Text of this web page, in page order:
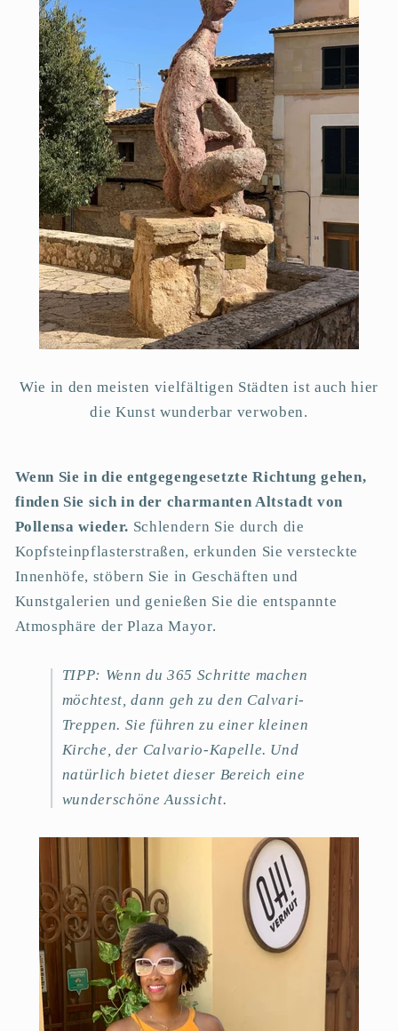
Wie in den meisten vielfältigen Städten ist auch hier
die Kunst wunderbar verwoben.
Wenn Sie in die entgegengesetzte Richtung gehen,
finden Sie sich in der charmanten Altstadt von
Pollensa wieder. Schlendern Sie durch die
Kopfsteinpflasterstraßen, erkunden Sie versteckte
Innenhöfe, stöbern Sie in Geschäften und
Kunstgalerien und genießen Sie die entspannte
Atmosphäre der Plaza Mayor.
TIPP: Wenn du 365 Schritte machen
möchtest, dann geh zu den Calvari-
Treppen. Sie führen zu einer kleinen
Kirche, der Calvario-Kapelle. Und
natürlich bietet dieser Bereich eine
wunderschöne Aussicht.